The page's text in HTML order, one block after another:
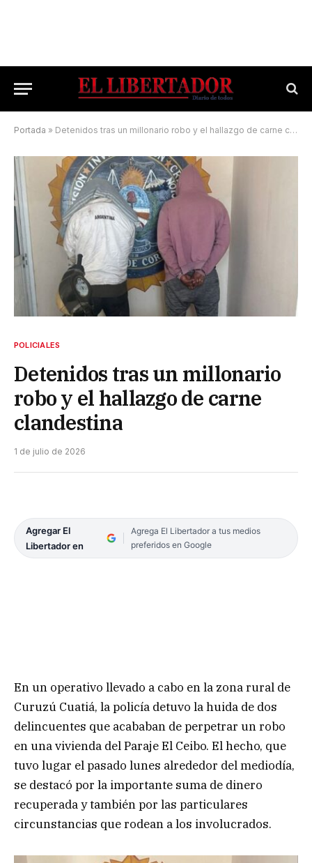
Portada » Detenidos tras un millonario robo y el hallazgo de carne clandestina
POLICIALES
Detenidos tras un millonario
robo y el hallazgo de carne
clandestina
1 de julio de 2026
Agregar El
Libertador en
Agrega El Libertador a tus medios
preferidos en Google
En un operativo llevado a cabo en la zona rural de
Curuzú Cuatiá, la policía detuvo la huida de dos
delincuentes que acababan de perpetrar un robo
en una vivienda del Paraje El Ceibo. El hecho, que
tuvo lugar el pasado lunes alrededor del mediodía,
se destacó por la importante suma de dinero
recuperada y también por las particulares
circunstancias que rodean a los involucrados.